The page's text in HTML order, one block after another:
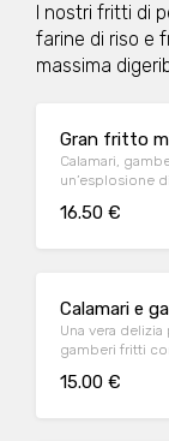
I nostri fritti di
farine di riso e
massima
Gran fritto
Calamari,
un’esplosione
16.50 €
Calamari e
Una vera
gamberi fritti
15.00 €